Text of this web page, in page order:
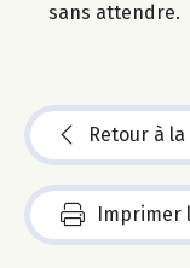
sans attendre.
Retour à
Imprimer